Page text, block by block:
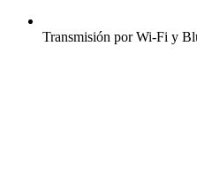
Transmisión por Wi-Fi y